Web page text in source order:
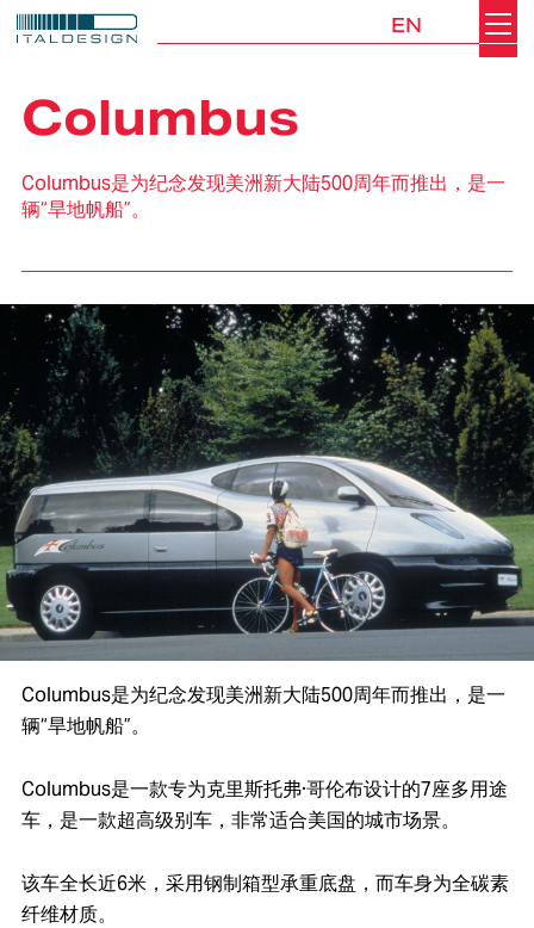
EN Search
Columbus
Columbus是为纪念发现美洲新大陆500周年而推出，是一
辆“旱地帆船”。
Columbus是为纪念发现美洲新大陆500周年而推出，是一
辆“旱地帆船”。
Columbus是一款专为克里斯托弗·哥伦布设计的7座多用途
车，是一款超高级别车，非常适合美国的城市场景。
该车全长近6米，采用钢制箱型承重底盘，而车身为全碳素
纤维材质。